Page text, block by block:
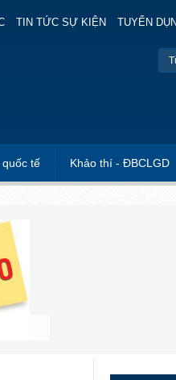
TIN TỨC SỰ KIỆN TUYỂN
tế Khảo thí - ĐBCLGD